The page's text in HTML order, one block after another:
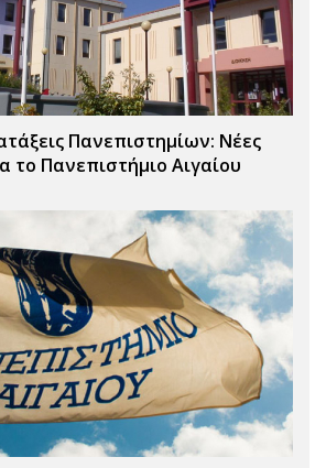
Πανεπιστημίων: Νέες
το Πανεπιστήμιο Αιγαίου